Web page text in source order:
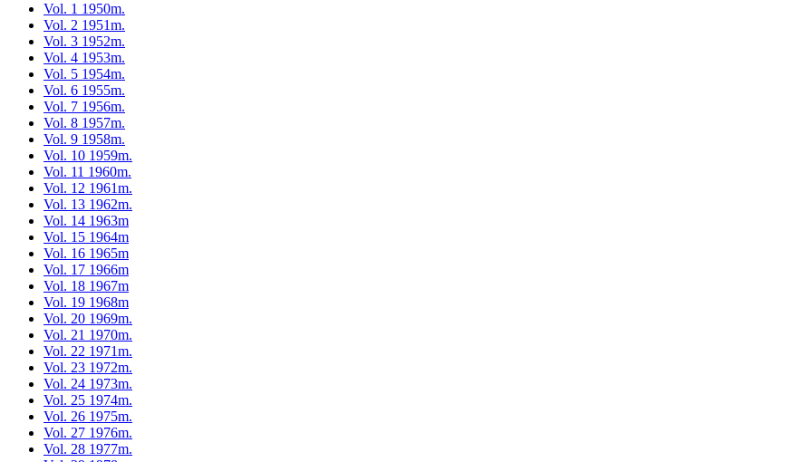
Vol. 1 1950m.
Vol. 2 1951m.
Vol. 3 1952m.
Vol. 4 1953m.
Vol. 5 1954m.
Vol. 6 1955m.
Vol. 7 1956m.
Vol. 8 1957m.
Vol. 9 1958m.
Vol. 10 1959m.
Vol. 11 1960m.
Vol. 12 1961m.
Vol. 13 1962m.
Vol. 14 1963m
Vol. 15 1964m
Vol. 16 1965m
Vol. 17 1966m
Vol. 18 1967m
Vol. 19 1968m
Vol. 20 1969m.
Vol. 21 1970m.
Vol. 22 1971m.
Vol. 23 1972m.
Vol. 24 1973m.
Vol. 25 1974m.
Vol. 26 1975m.
Vol. 27 1976m.
Vol. 28 1977m.